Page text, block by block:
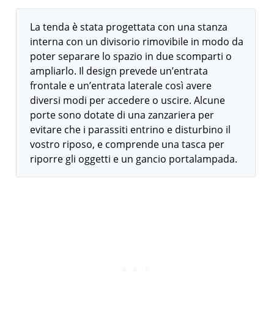
La tenda è stata progettata con una stanza
interna con un divisorio rimovibile in modo da
poter separare lo spazio in due scomparti o
ampliarlo. Il design prevede un’entrata
frontale e un’entrata laterale così avere
diversi modi per accedere o uscire. Alcune
porte sono dotate di una zanzariera per
evitare che i parassiti entrino e disturbino il
vostro riposo, e comprende una tasca per
riporre gli oggetti e un gancio portalampada.